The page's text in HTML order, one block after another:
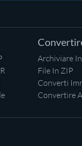
Archiviare
File In ZIP
Converti
Convertire